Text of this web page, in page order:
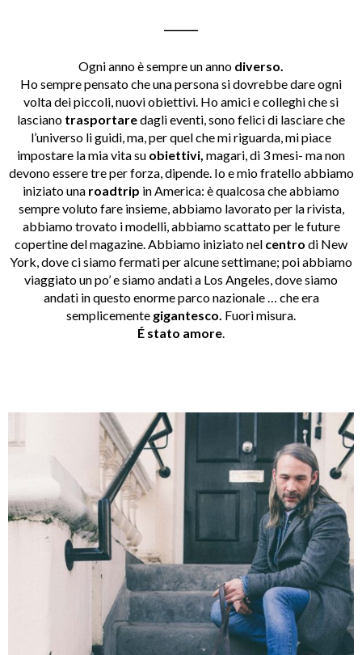
Ogni anno è sempre un anno diverso.
Ho sempre pensato che una persona si dovrebbe dare ogni
volta dei piccoli, nuovi obiettivi. Ho amici e colleghi che si
lasciano trasportaredagli eventi, sono felici di lasciare che
l’universo li guidi, ma, per quel che mi riguarda, mi piace
impostare la mia vita su obiettivi, magari, di 3 mesi- ma non
devono essere tre per forza, dipende. Io e mio fratello abbiamo
iniziato una roadtrip in America: è qualcosa che abbiamo
sempre voluto fare insieme, abbiamo lavorato per la rivista,
abbiamo trovato i modelli, abbiamo scattato per le future
copertine del magazine. Abbiamo iniziato nel centro di New
York, dove ci siamo fermati per alcune settimane; poi abbiamo
viaggiato un po’ e siamo andati a Los Angeles, dove siamo
andati in questo enorme parco nazionale … che era
semplicemente gigantesco. Fuori misura.
É stato amore.